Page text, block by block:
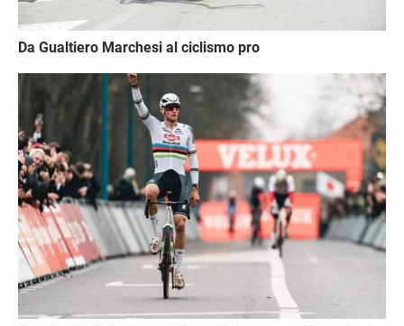
Da Gualtiero Marchesi al ciclismo pro